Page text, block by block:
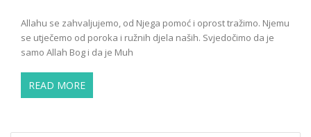
Allahu se zahvaljujemo, od Njega pomoć i oprost tražimo. Njemu
se utječemo od poroka i ružnih djela naših. Svjedočimo da je
samo Allah Bog i da je Muh
READ MORE